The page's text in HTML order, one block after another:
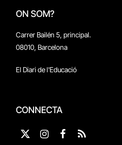
ON SOM?
Carrer Bailén 5, principal.
08010, Barcelona
El Diari de l'Educació
CONNECTA
X
Instagram
Facebook
RSS